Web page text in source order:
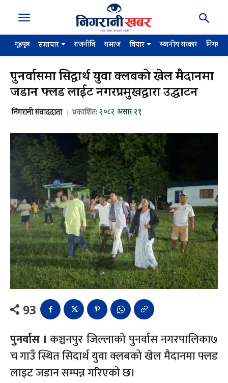
गृहपृष्ठ समाचार राजनीति समाज विचार स्थानीय सरकार
पुनर्वासमा सिद्धार्थ युवा क्लबको खेल मैदानमा
जडान फ्लड लाईट नगरप्रमुखद्वारा उद्घाटन
निगरानी संवाददाता प्रकाशित:२०८२ असार २१
93
पुनर्वास । कञ्चनपुर जिल्लाको पुनर्वास नगरपालिका७
च गाउँ स्थित सिदार्थ युवा क्लबको खेल मैदानमा फ्लड
लाइट जडान सम्पन्न गरिएको छ।